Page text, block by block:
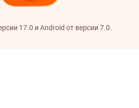
17.0 и Android от версии 7.0.